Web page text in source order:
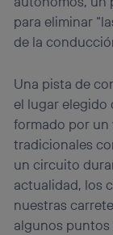
para eliminar
de la
Una pista de
el lugar elegido
formado por
tradicionales
un circuito
actualidad, los
nuestras
algunos